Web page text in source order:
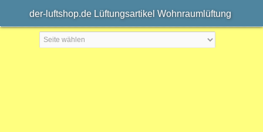
der-luftshop.de Lüftungsartikel Wohnraumlüftung